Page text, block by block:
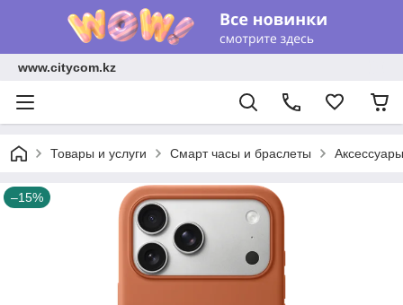
www.citycom.kz
Товары и услуги Смарт часы и браслеты Аксессуары
–15%